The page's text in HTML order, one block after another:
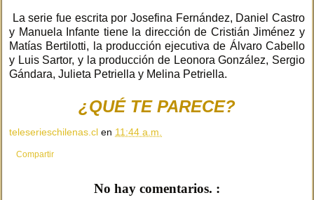
La serie fue escrita por Josefina Fernández, Daniel Castro
y Manuela Infante tiene la dirección de Cristián Jiménez y
Matías Bertilotti, la producción ejecutiva de Álvaro Cabello
y Luis Sartor, y la producción de Leonora González, Sergio
Gándara, Julieta Petriella y Melina Petriella.
¿QUÉ TE PARECE?
teleserieschilenas.cl en 11:44 a.m.
Compartir
No hay comentarios. :